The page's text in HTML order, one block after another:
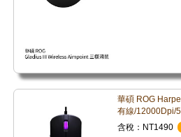
華碩 ROG
有線/12000Dpi/
含稅：NT1490